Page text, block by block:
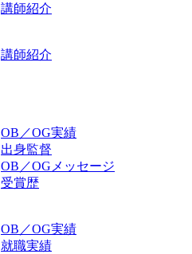
講師紹介
講師紹介
OB／OG実績
出身監督
OB／OGメッセージ
受賞歴
OB／OG実績
就職実績